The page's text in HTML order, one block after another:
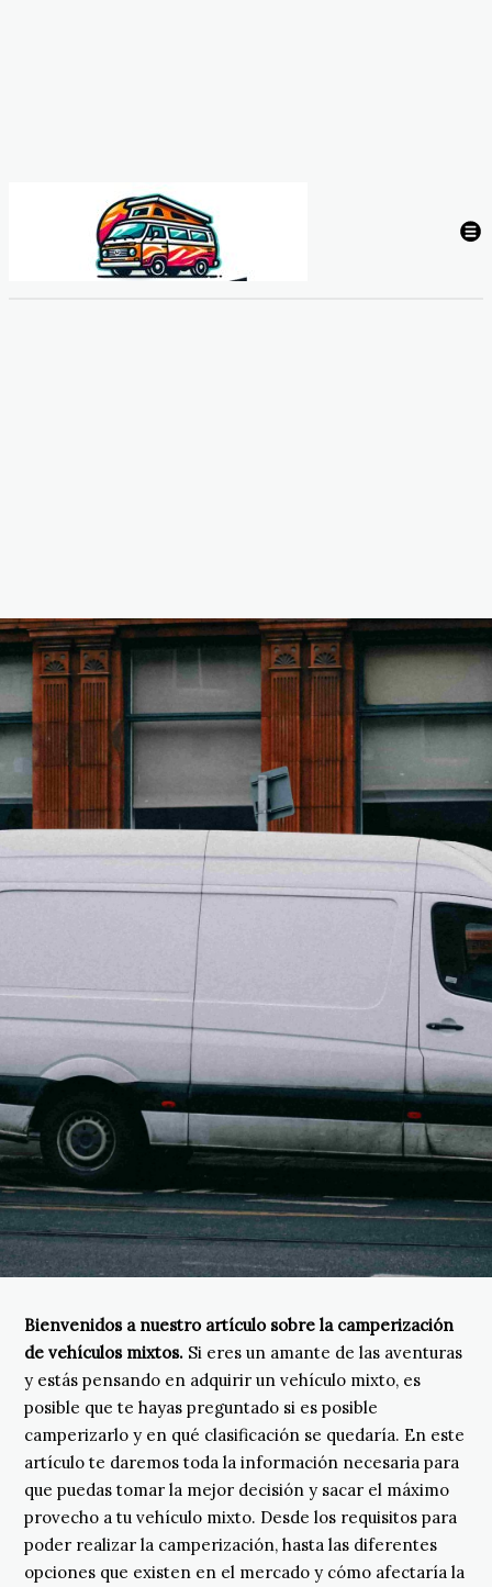
Bienvenidos a nuestro artículo sobre la camperización
de vehículos mixtos. Si eres un amante de las aventuras
y estás pensando en adquirir un vehículo mixto, es
posible que te hayas preguntado si es posible
camperizarlo y en qué clasificación se quedaría. En este
artículo te daremos toda la información necesaria para
que puedas tomar la mejor decisión y sacar el máximo
provecho a tu vehículo mixto. Desde los requisitos para
poder realizar la camperización, hasta las diferentes
opciones que existen en el mercado y cómo afectaría la